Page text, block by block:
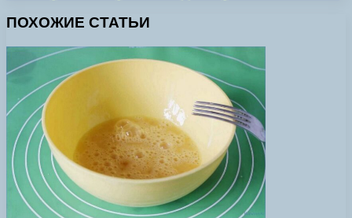
ПОХОЖИЕ СТАТЬИ